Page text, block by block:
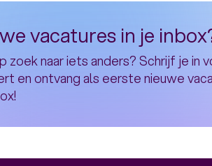
vacatures in je
zoek naar iets anders? Schrijf je in
en ontvang als eerste nieuwe